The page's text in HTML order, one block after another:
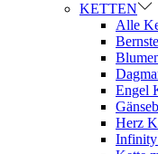
KETTEN
Alle
Engel
Herz